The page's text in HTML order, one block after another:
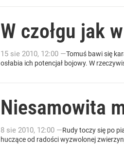
W czołgu jak
15 sie 2010, 12:00 —Tomuś bawi się
osłabia ich potencjał bojowy. W
Niesamowita
8 sie 2010, 12:00 —Rudy toczy się po
huczące od radości wyzwolonej